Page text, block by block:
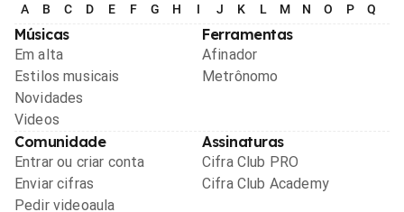
A B C D E F G H I J K L M N O P Q
Músicas
Em alta
Estilos musicais
Novidades
Videos
Ferramentas
Afinador
Metrônomo
Comunidade
Entrar ou criar conta
Enviar cifras
Pedir videoaula
Assinaturas
Cifra Club PRO
Cifra Club Academy